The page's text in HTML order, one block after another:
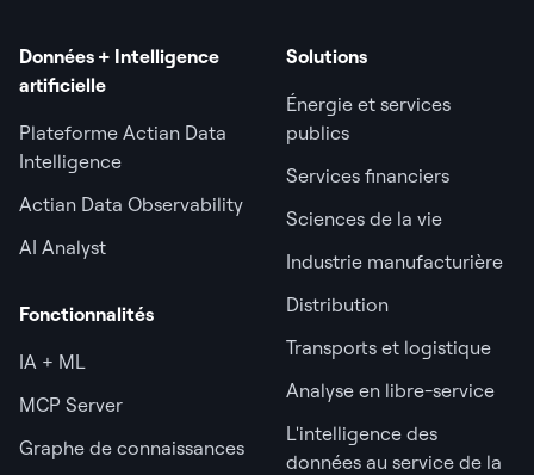
Données + Intelligence
artificielle
Plateforme Actian Data
Intelligence
Actian Data Observability
AI Analyst
Fonctionnalités
IA + ML
MCP Server
Graphe de connaissances
Solutions
Énergie et services
publics
Services financiers
Sciences de la vie
Industrie manufacturière
Distribution
Transports et logistique
Analyse en libre-service
L'intelligence des
données au service de la